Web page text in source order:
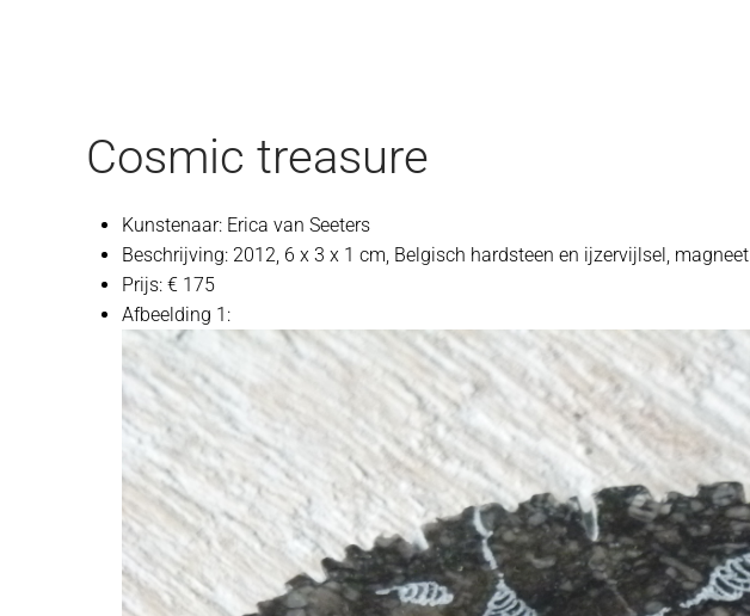
Cosmic treasure
Kunstenaar: Erica van Seeters
Beschrijving: 2012, 6 x 3 x 1 cm, Belgisch hardsteen en ijzervijlsel, magneet
Prijs: € 175
Afbeelding 1: